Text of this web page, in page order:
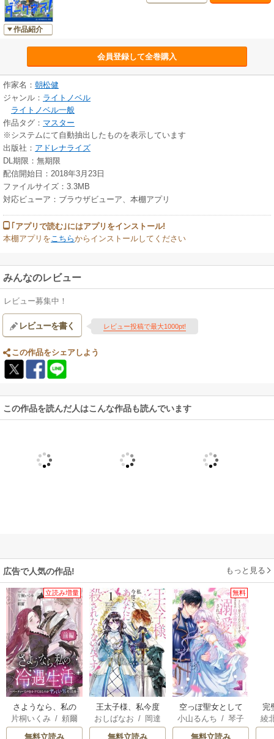
作品紹介
会員登録して全巻購入
作家名： 朝松健
ジャンル： ライトノベル
ライトノベル一般
作品タグ： マスター
※システムにて自動抽出したものを表示しています
出版社： アドレナライズ
DL期限：無期限
配信開始日：2018年3月23日
ファイルサイズ：3.3MB
対応ビューア：ブラウザビューア、本棚アプリ
｢アプリで読む｣にはアプリをインストール!
本棚アプリを こちらからインストールしてください
みんなのレビュー
レビュー募集中！
レビューを書く レビュー投稿で最大1000pt!
この作品をシェアしよう
この作品を読んだ人はこんな作品も読んでいます
広告で人気の作品! もっと見る
立読み増量
さようなら、私の
冷遇生活 ～パーテ
ィーで声をかけて
片桐いくみ / 頼爾
無料立読み
王太子様、私今度
こそあなたに殺さ
れたくないんで
おしばなお / 岡達
/ 先崎真琴
無料立読み
無料
空っぽ聖女として
捨てられたはず
が、嫁ぎ先の皇帝
小山るんち /琴子
無料立読み
完
が
綾